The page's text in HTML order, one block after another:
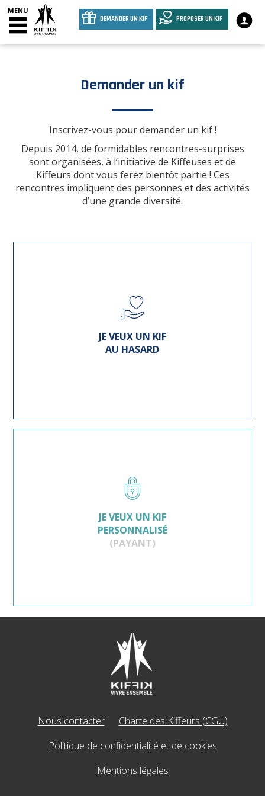
MENU
DEMANDER UN KIF PROPOSER UN KIF
Demander un kif
Inscrivez-vous pour demander un kif !
Depuis 2014, de formidables rencontres-surprises
sont organisées, à l’initiative de Kiffeuses et de
Kiffeurs dont vous ferez bientôt partie ! Ces
rencontres impliquent des personnes et des activités
d’une grande diversité.
JE VEUX UN KIF
AU HASARD
JE VEUX UN KIF
PERSONNALISÉ
(PAYANT)
Nous contacter
Charte des Kiffeurs (CGU)
Politique de confidentialité et de cookies
Mentions légales